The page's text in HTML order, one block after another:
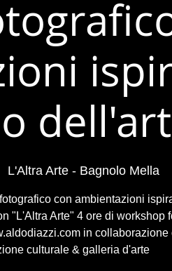
L'Altra Arte - Bagnolo Mella
con ambientazioni
"L'Altra Arte" 4 ore di workshop
in collaborazione
culturale & galleria d'arte